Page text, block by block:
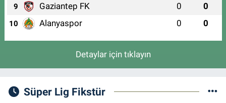
9 Gaziantep FK 0 0
10 Alanyaspor 0 0
Detaylar için tıklayın
Süper Lig Fikstür